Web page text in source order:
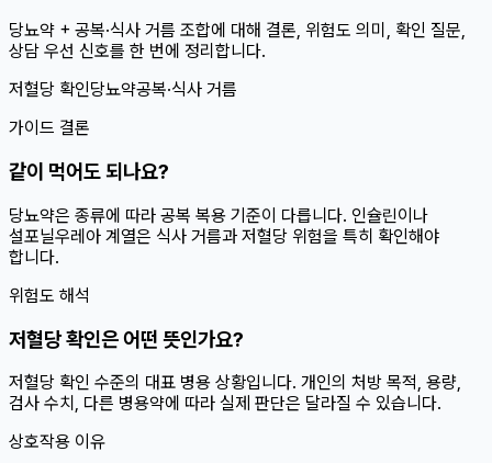
당뇨약 + 공복·식사 거름 조합에 대해 결론, 위험도 의미, 확인 질문,
상담 우선 신호를 한 번에 정리합니다.
저혈당 확인당뇨약공복·식사 거름
가이드 결론
같이 먹어도 되나요?
당뇨약은 종류에 따라 공복 복용 기준이 다릅니다. 인슐린이나
설포닐우레아 계열은 식사 거름과 저혈당 위험을 특히 확인해야
합니다.
위험도 해석
저혈당 확인은 어떤 뜻인가요?
저혈당 확인 수준의 대표 병용 상황입니다. 개인의 처방 목적, 용량,
검사 수치, 다른 병용약에 따라 실제 판단은 달라질 수 있습니다.
상호작용 이유